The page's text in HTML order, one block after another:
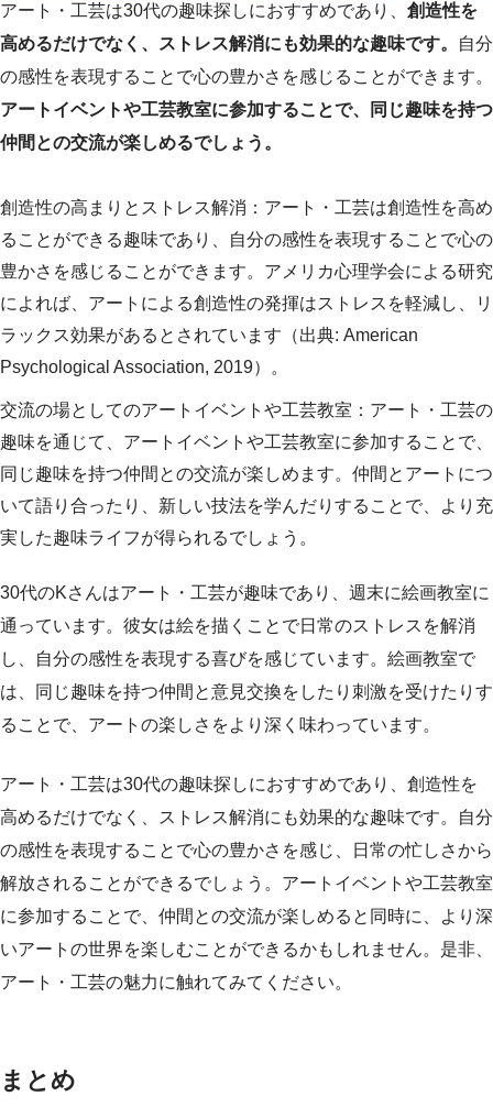
アート・工芸は30代の趣味探しにおすすめであり、 創造性を
高めるだけでなく、ストレス解消にも効果的な趣味です。
自分
の感性を表現することで心の豊かさを感じることができます。
アートイベントや工芸教室に参加することで、同じ趣味を持つ
仲間との交流が楽しめるでしょう。
創造性の高まりとストレス解消：アート・工芸は創造性を高め
ることができる趣味であり、自分の感性を表現することで心の
豊かさを感じることができます。アメリカ心理学会による研究
によれば、アートによる創造性の発揮はストレスを軽減し、リ
ラックス効果があるとされています（出典: American
Psychological Association, 2019）。
交流の場としてのアートイベントや工芸教室：アート・工芸の
趣味を通じて、アートイベントや工芸教室に参加することで、
同じ趣味を持つ仲間との交流が楽しめます。仲間とアートにつ
いて語り合ったり、新しい技法を学んだりすることで、より充
実した趣味ライフが得られるでしょう。
30代のKさんはアート・工芸が趣味であり、週末に絵画教室に
通っています。彼女は絵を描くことで日常のストレスを解消
し、自分の感性を表現する喜びを感じています。絵画教室で
は、同じ趣味を持つ仲間と意見交換をしたり刺激を受けたりす
ることで、アートの楽しさをより深く味わっています。
アート・工芸は30代の趣味探しにおすすめであり、創造性を
高めるだけでなく、ストレス解消にも効果的な趣味です。自分
の感性を表現することで心の豊かさを感じ、日常の忙しさから
解放されることができるでしょう。アートイベントや工芸教室
に参加することで、仲間との交流が楽しめると同時に、より深
いアートの世界を楽しむことができるかもしれません。是非、
アート・工芸の魅力に触れてみてください。
まとめ